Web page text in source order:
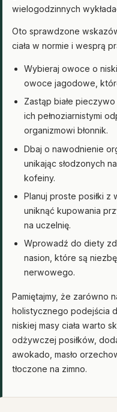
wielogodzinnych
Oto sprawdzone
ciała w normie i wesprą
Wybieraj owoce o
owoce jagodowe,
Zastąp białe
ich pełnoziarnistymi
organizmowi błonnik.
Dbaj o nawodnienie
unikając słodzonych
kofeiny.
Planuj proste posiłki
uniknąć kupowania
na uczelnię.
Wprowadź do diety
nasion, które są
nerwowego.
Pamiętajmy, że zarówno
holistycznego podejścia
niskiej masy ciała warto
odżywczej posiłków,
awokado, masło
tłoczone na zimno.